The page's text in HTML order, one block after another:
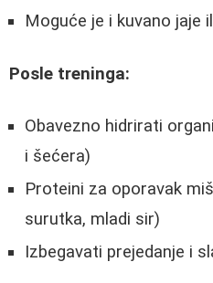
Moguće je i kuvano jaje
Posle treninga:
Obavezno hidrirati
i šećera)
Proteini za oporavak
surutka, mladi sir)
Izbegavati prejedanje i